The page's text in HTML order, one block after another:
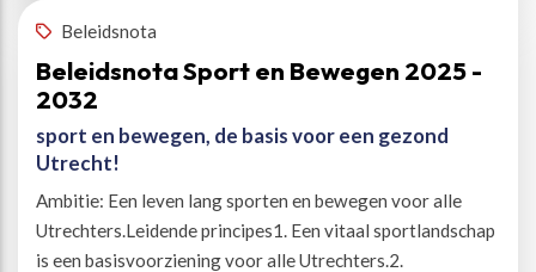
Beleidsnota
Beleidsnota Sport en Bewegen 2025 -
2032
sport en bewegen, de basis voor een gezond
Utrecht!
Ambitie: Een leven lang sporten en bewegen voor alle
Utrechters.Leidende principes1. Een vitaal sportlandschap
is een basisvoorziening voor alle Utrechters.2.